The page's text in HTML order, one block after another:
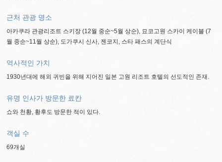
근처 관광 명소
아카쿠라 관광리조트 스키장 (12월 중순~5월 상순), 묘코고원 스카이 케이블 (7
월 중순~11월 상순), 도가쿠시 신사, 젠코지, 스타 패스의 계단식
역사적인 가치
1930년대에 해외 귀빈을 위해 지어진 일본 고원 리조트 호텔의 선도적인 존재.
유명 인사가 방문한 료칸
쇼와 천황, 황후도 방문한 적이 있다.
객실 수
69개실